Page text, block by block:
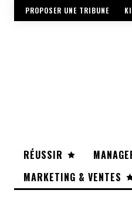
PROPOSER UNE TRIBUNE
RÉUSSIR
MARKETING & VENTES